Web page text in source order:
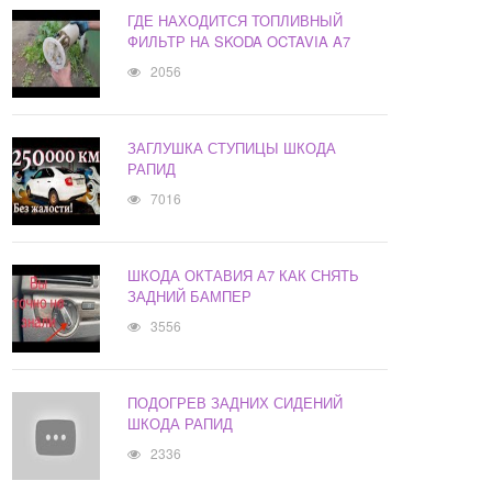
ГДЕ НАХОДИТСЯ ТОПЛИВНЫЙ
ФИЛЬТР НА SKODA OCTAVIA A7
2056
ЗАГЛУШКА СТУПИЦЫ ШКОДА
РАПИД
7016
ШКОДА ОКТАВИЯ А7 КАК СНЯТЬ
ЗАДНИЙ БАМПЕР
3556
ПОДОГРЕВ ЗАДНИХ СИДЕНИЙ
ШКОДА РАПИД
2336